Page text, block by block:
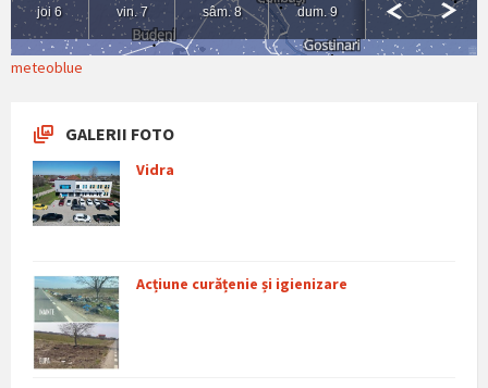
meteoblue
GALERII FOTO
Vidra
Acțiune curățenie și igienizare